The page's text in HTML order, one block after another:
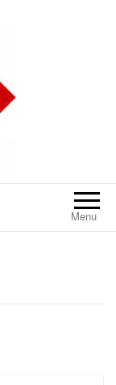
Menu